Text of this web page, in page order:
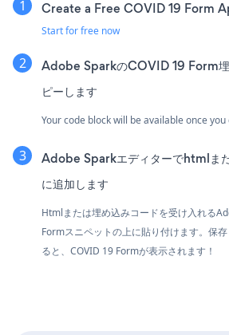
Create a Free COVID 19 Form
Start for free now
Adobe SparkのCOVID 19 Form埋
ピーします
Your code block will be available once
Adobe Sparkエディターでhtmlま
に追加します
Htmlまたは埋め込みコードを受け入れる
Formスニペットの上に貼り付けます。保
ると、COVID 19 Formが表示されます！